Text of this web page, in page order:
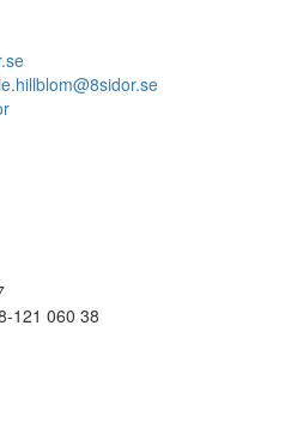
121 060 38